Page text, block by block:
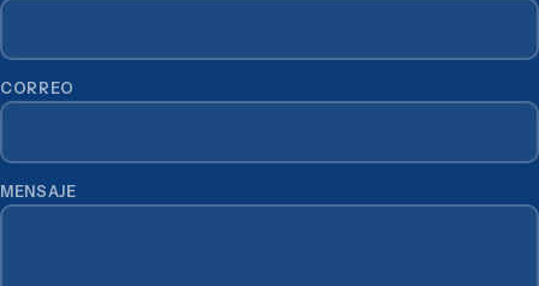
CORREO
MENSAJE